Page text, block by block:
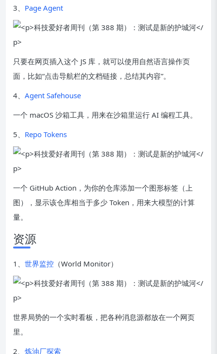
3、 Page Agent
只要在网页插入这个 JS 库，就可以使用自然语言操作页
面，比如“点击导航栏的文档链接，总结其内容”。
4、 Agent Safehouse
一个 macOS 沙箱工具，用来在沙箱里运行 AI 编程工具。
5、 Repo Tokens
一个 GitHub Action，为你的仓库添加一个图形标签（上
图），显示该仓库相当于多少 Token，用来大模型的计算
量。
资源
1、 世界监控 （World Monitor）
世界局势的一个实时看板，把各种消息源都放在一个网页
里。
2、 炼油厂探索